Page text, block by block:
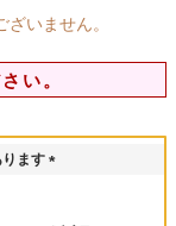
いません。
い。
ります